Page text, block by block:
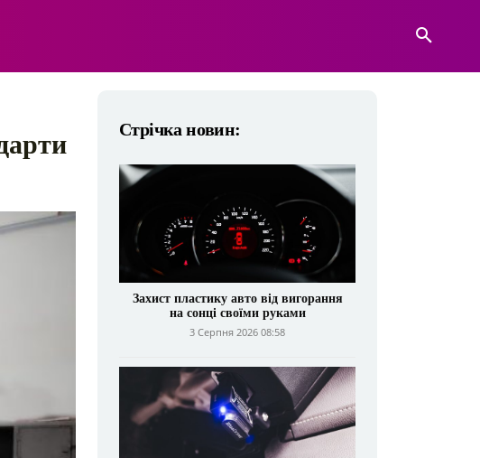
Стрічка новин:
Захист пластику авто від вигорання
на сонці своїми руками
3 Серпня 2026 08:58